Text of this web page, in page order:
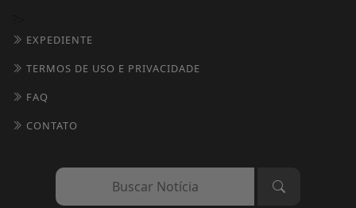
EXPEDIENTE
TERMOS DE USO E PRIVACIDADE
FAQ
CONTATO